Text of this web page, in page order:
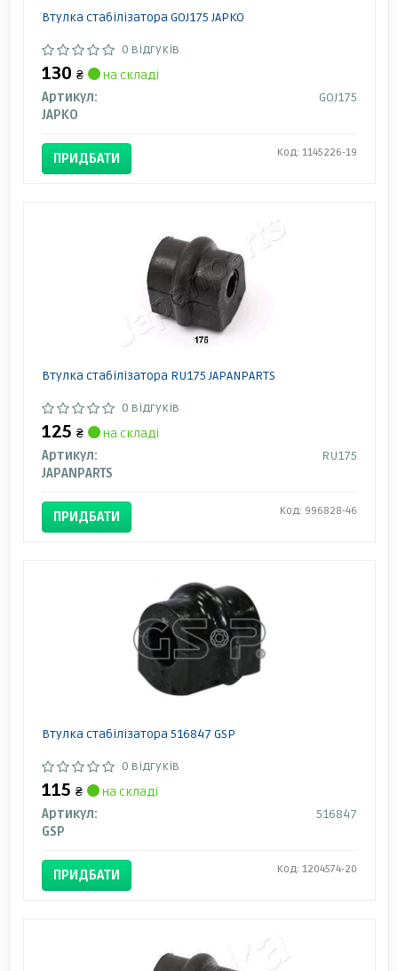
Втулка стабілізатора GOJ175 JAPKO
0 відгуків
130 ₴
на складі
Артикул:
GOJ175
JAPKO
ПРИДБАТИ Код: 1145226-19
Втулка стабілізатора RU175 JAPANPARTS
0 відгуків
125 ₴
на складі
Артикул:
RU175
JAPANPARTS
ПРИДБАТИ Код: 996828-46
Втулка стабілізатора 516847 GSP
0 відгуків
115 ₴
на складі
Артикул:
516847
GSP
ПРИДБАТИ Код: 1204574-20